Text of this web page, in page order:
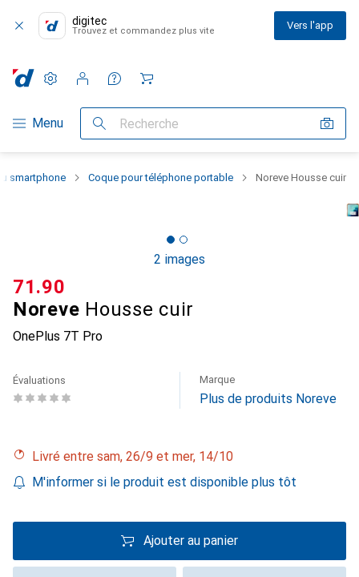
digitec
Trouvez et commandez plus vite Vers l'app
Navigation par catégorie
Menu Recherche
Paramètres
Compte client
Listes de comparaison
Listes d'envies
Panier
smartphone Coque pour téléphone portable Noreve Housse cuir
2 images
Noreve Housse cuir
OnePlus 7T Pro
CHF
71.90
Évaluations Marque
Plus de produits Noreve
Livré entre sam, 26/9 et mer, 14/10
M'informer si le produit est disponible plus tôt
Ajouter au panier